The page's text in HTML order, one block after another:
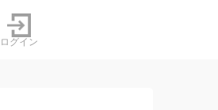
ログイン